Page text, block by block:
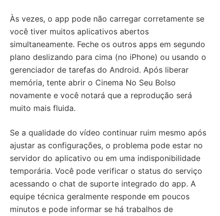
Às vezes, o app pode não carregar corretamente se
você tiver muitos aplicativos abertos
simultaneamente. Feche os outros apps em segundo
plano deslizando para cima (no iPhone) ou usando o
gerenciador de tarefas do Android. Após liberar
memória, tente abrir o Cinema No Seu Bolso
novamente e você notará que a reprodução será
muito mais fluida.
Se a qualidade do vídeo continuar ruim mesmo após
ajustar as configurações, o problema pode estar no
servidor do aplicativo ou em uma indisponibilidade
temporária. Você pode verificar o status do serviço
acessando o chat de suporte integrado do app. A
equipe técnica geralmente responde em poucos
minutos e pode informar se há trabalhos de